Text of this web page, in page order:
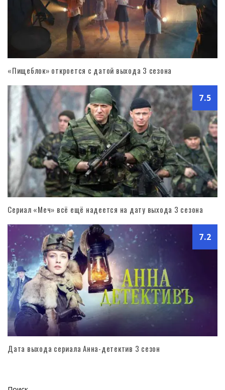
«Пищеблок» откроется с датой выхода 3 сезона
7.5
Сериал «Меч» всё ещё надеется на дату выхода 3 сезона
7.2
Дата выхода сериала Анна-детектив 3 сезон